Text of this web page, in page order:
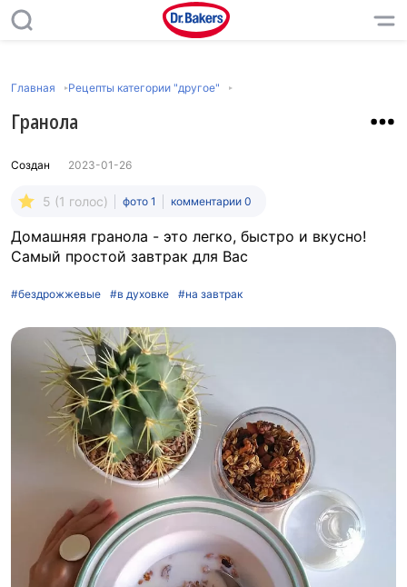
Главная Рецепты категории "другое"
Гранола
Создан 2023-01-26
5 (1 голос) фото 1 комментарии 0
Домашняя гранола - это легко, быстро и вкусно!
Самый простой завтрак для Вас
#бездрожжевые #в духовке #на завтрак